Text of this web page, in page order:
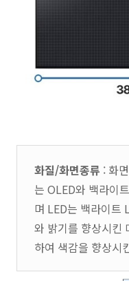
화질/화면종류 : 화
는 OLED와 백라이
며 LED는 백라이트
와 밝기를 향상시킨
하여 색감을 향상시